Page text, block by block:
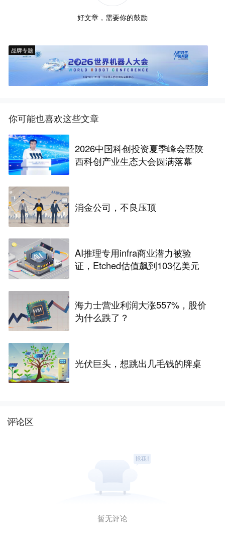
好文章，需要你的鼓励
品牌专题
你可能也喜欢这些文章
2026中国科创投资夏季峰会暨陕
西科创产业生态大会圆满落幕
消金公司，不良压顶
AI推理专用infra商业潜力被验
证，Etched估值飙到103亿美元
海力士营业利润大涨557%，股价
为什么跌了？
光伏巨头，想跳出几毛钱的牌桌
评论区
暂无评论